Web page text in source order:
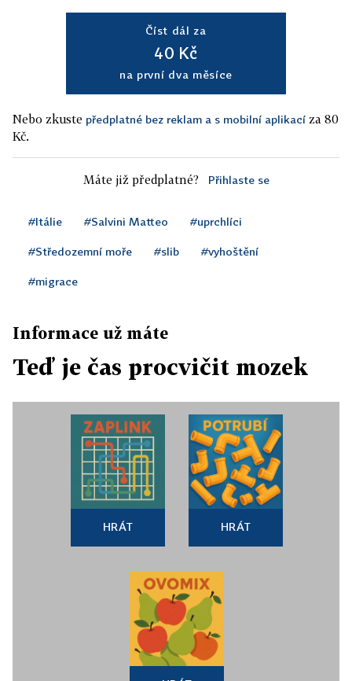
Číst dál za
40 Kč
na první dva měsíce
Nebo zkuste předplatné bez reklam a s mobilní aplikací za 80
Kč.
Máte již předplatné? Přihlaste se
#Itálie #Salvini Matteo #uprchlíci
#Středozemní moře #slib #vyhoštění
#migrace
Informace už máte
Teď je čas procvičit mozek
HRÁT HRÁT